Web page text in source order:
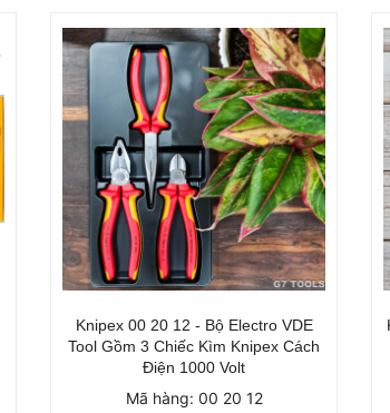
Knipex 00 20 10 - Bộ Kìm Power Set
Gồm 3 Chiếc Uy Lực Cao
Mã hàng: 00 20 10